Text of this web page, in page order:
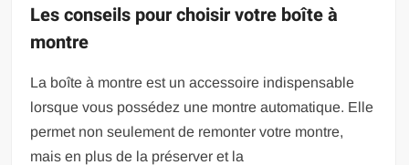
Les conseils pour choisir votre boîte à
montre
La boîte à montre est un accessoire indispensable
lorsque vous possédez une montre automatique. Elle
permet non seulement de remonter votre montre,
mais en plus de la préserver et la